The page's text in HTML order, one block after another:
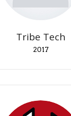
Tribe Tech
2017
prodotti Force